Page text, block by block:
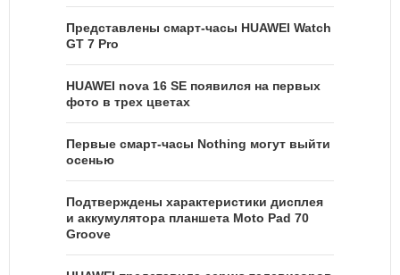
Представлены смарт-часы HUAWEI Watch
GT 7 Pro
HUAWEI nova 16 SE появился на первых
фото в трех цветах
Первые смарт-часы Nothing могут выйти
осенью
Подтверждены характеристики дисплея
и аккумулятора планшета Moto Pad 70
Groove